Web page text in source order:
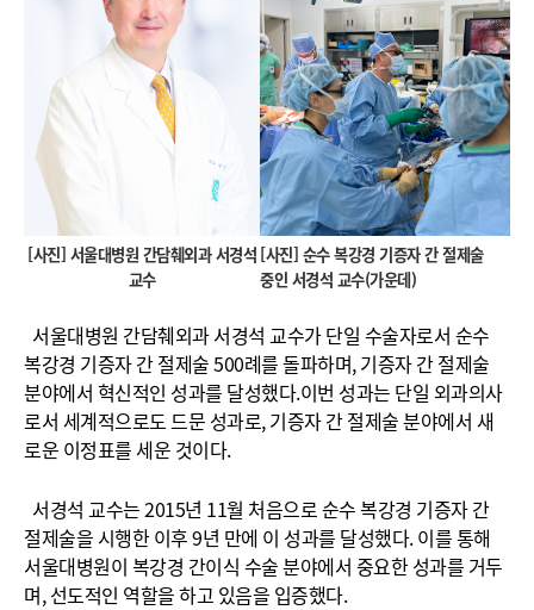
[사진] 서울대병원 간담췌외과 서경석
교수
[사진] 순수 복강경 기증자 간 절제술
중인 서경석 교수(가운데)
서울대병원 간담췌외과 서경석 교수가 단일 수술자로서 순수
복강경 기증자 간 절제술 500례를 돌파하며, 기증자 간 절제술
분야에서 혁신적인 성과를 달성했다.이번 성과는 단일 외과의사
로서 세계적으로도 드문 성과로, 기증자 간 절제술 분야에서 새
로운 이정표를 세운 것이다.
서경석 교수는 2015년 11월 처음으로 순수 복강경 기증자 간
절제술을 시행한 이후 9년 만에 이 성과를 달성했다. 이를 통해
서울대병원이 복강경 간이식 수술 분야에서 중요한 성과를 거두
며, 선도적인 역할을 하고 있음을 입증했다.